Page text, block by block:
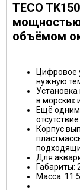
TECO
мощностью
объёмом
Цифровое
нужную
в морских
Ещё одним
Корпус
Для
Габариты:
Масса: 11.5